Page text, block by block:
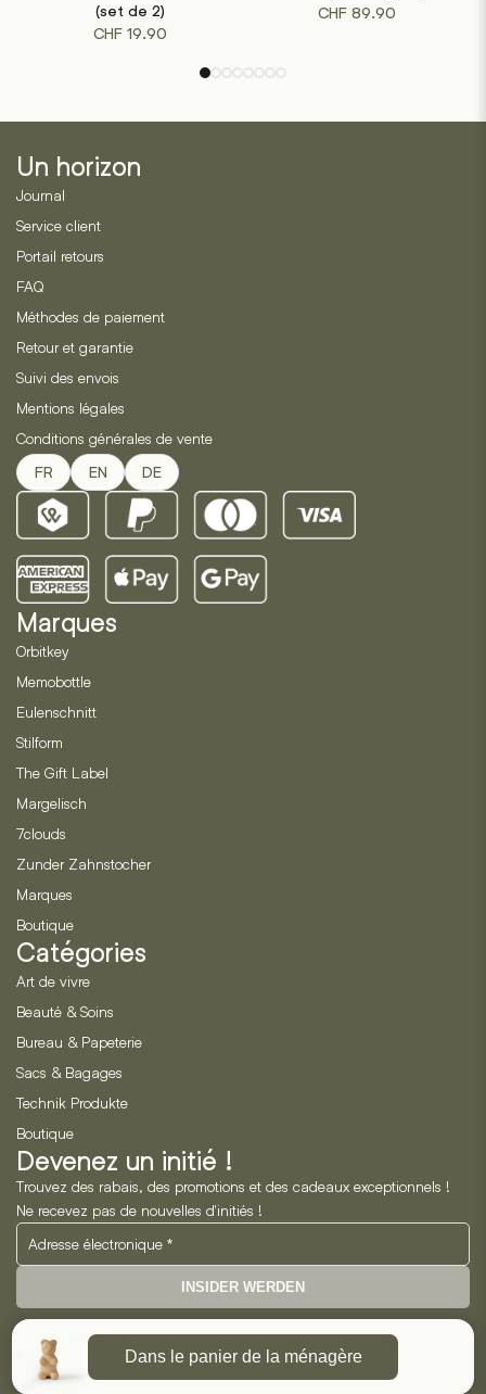
(set de 2)
CHF19.90
CHF89.90
Un horizon
Journal
Service client
Portail retours
FAQ
Méthodes de paiement
Retour et garantie
Suivi des envois
Mentions légales
Conditions générales de vente
FR EN DE
Marques
Orbitkey
Memobottle
Eulenschnitt
Stilform
The Gift Label
Margelisch
7clouds
Zunder Zahnstocher
Marques
Boutique
Catégories
Art de vivre
Beauté & Soins
Bureau & Papeterie
Sacs & Bagages
Technik Produkte
Boutique
Devenez un initié !
Trouvez des rabais, des promotions et des cadeaux exceptionnels !
Ne recevez pas de nouvelles d'initiés !
INSIDER WERDEN
Neo Horizon GmbHDans le panier de la ménagère